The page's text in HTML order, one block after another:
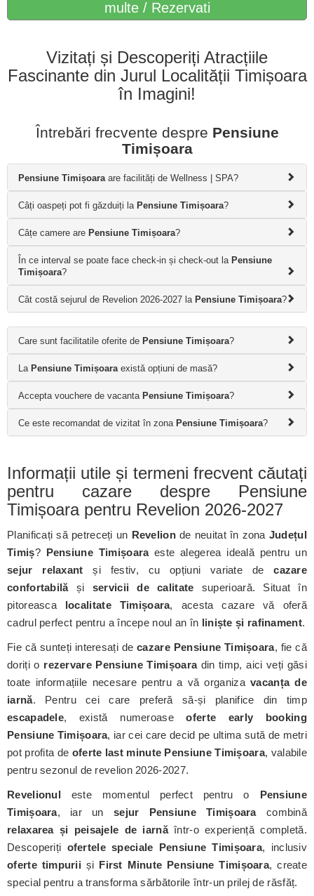
multe / Rezervati
Vizitați și Descoperiți Atracțiile
Fascinante din Jurul Localității Timișoara
în Imagini!
Întrebări frecvente despre Pensiune
Timișoara
Pensiune Timișoaraare facilități de Wellness | SPA?
Câți oaspeți pot fi găzduiți la Pensiune Timișoara?
Câțe camere are Pensiune Timișoara?
În ce interval se poate face check-in și check-out la Pensiune
Timișoara?
Cât costă sejurul de Revelion 2026-2027 la Pensiune Timișoara?
Care sunt facilitatile oferite de Pensiune Timișoara?
La Pensiune Timișoaraexistă opțiuni de masă?
Accepta vouchere de vacanta Pensiune Timișoara?
Ce este recomandat de vizitat în zona Pensiune Timișoara?
Informații utile și termeni frecvent căutați
pentru cazare despre Pensiune
Timișoara pentru Revelion 2026-2027
Planificați să petreceți un Revelionde neuitat în zona Județul
Timiș? Pensiune Timișoaraeste alegerea ideală pentru un
sejur relaxant și festiv, cu opțiuni variate decazare
confortabilăși servicii de calitate superioară. Situat în
pitoreasca localitate Timișoara, acesta cazare vă oferă
cadrul perfect pentru a începe noul an în liniște și rafinament.
Fie că sunteți interesați decazare Pensiune Timișoara, fie că
doriți o rezervare Pensiune Timișoaradin timp, aici veți găsi
toate informațiile necesare pentru a vă organizavacanța de
iarnă. Pentru cei care preferă să-și planifice din timp
escapadele, există numeroaseoferte early booking
Pensiune Timișoara, iar cei care decid pe ultima sută de metri
pot profita de oferte last minute Pensiune Timișoara, valabile
pentru sezonul de revelion 2026-2027.
Revelionul este momentul perfect pentru o Pensiune
Timișoara, iar un sejur Pensiune Timișoaracombină
relaxarea și peisajele de iarnăîntr-o experiență completă.
Descoperiți ofertele speciale Pensiune Timișoara, inclusiv
oferte timpurii și First Minute Pensiune Timișoara, create
special pentru a transforma sărbătorile într-un prilej de răsfăț.